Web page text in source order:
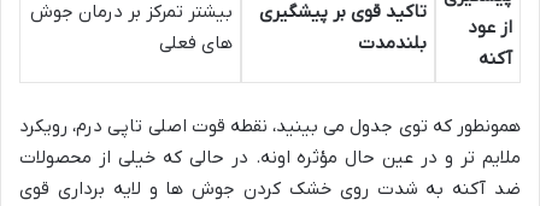
از عود
آکنه
تاکید قوی بر پیشگیری
بلندمدت
بیشتر تمرکز بر درمان جوش
های فعلی
همونطور که توی جدول می بینید، نقطه قوت اصلی تاپی درم، رویکرد
ملایم تر و در عین حال مؤثره اونه. در حالی که خیلی از محصولات
ضد آکنه به شدت روی خشک کردن جوش ها و لایه برداری قوی